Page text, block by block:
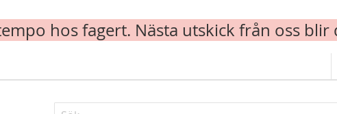
hos fagert. Nästa utskick från oss blir
Sök